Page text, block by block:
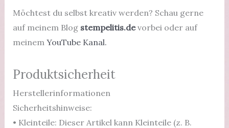
Möchtest du selbst kreativ werden? Schau gerne
auf meinem Blog stempelitis.devorbei oder auf
meinem YouTube Kanal.
Produktsicherheit
Herstellerinformationen
Sicherheitshinweise:
• Kleinteile: Dieser Artikel kann Kleinteile (z. B.